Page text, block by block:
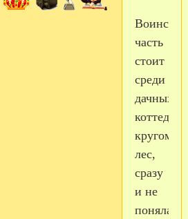
Воинская
часть
стоит
среди
дачных
кругом
лес,
сразу
и не
поняла